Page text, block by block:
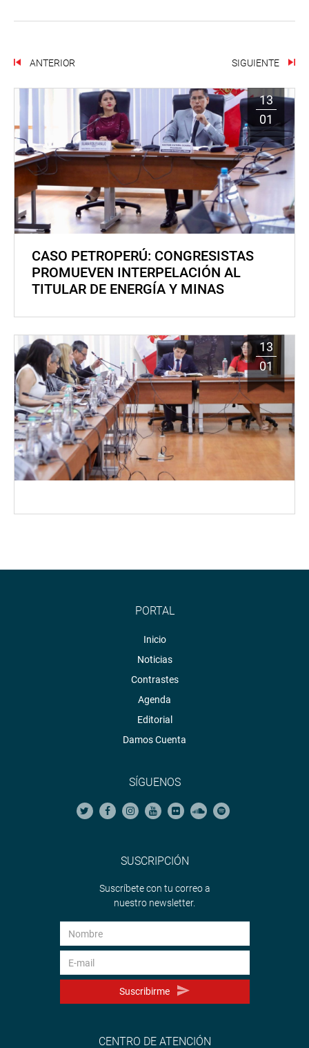
ANTERIOR SIGUIENTE
13
01
CASO PETROPERÚ: CONGRESISTAS
PROMUEVEN INTERPELACIÓN AL
TITULAR DE ENERGÍA Y MINAS
13
01
PORTAL
Inicio
Noticias
Contrastes
Agenda
Editorial
Damos Cuenta
SÍGUENOS
SUSCRIPCIÓN
Suscríbete con tu correo a
nuestro newsletter.
Suscribirme
CENTRO DE ATENCIÓN